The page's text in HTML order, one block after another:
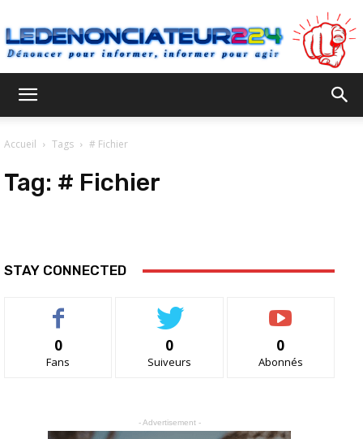
Accueil Tags # Fichier
Tag: # Fichier
STAY CONNECTED
0
Fans
0
Suiveurs
0
Abonnés
- Advertisement -